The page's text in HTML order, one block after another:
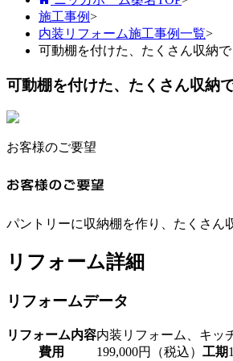
施工事例>
内装リフォーム施工事例一覧>
可動棚を付けた、たくさん収納
可動棚を付けた、たくさん収納
お客様のご要望
パントリーに収納棚を作り、たくさん
リフォーム詳細
リフォームデータ
リフォーム内容内装リフォーム、キッ
費用
199,000円（税込） 工期